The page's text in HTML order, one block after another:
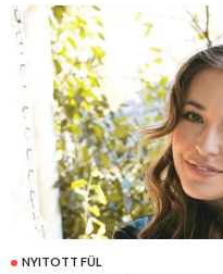
NYITOTT FÜL